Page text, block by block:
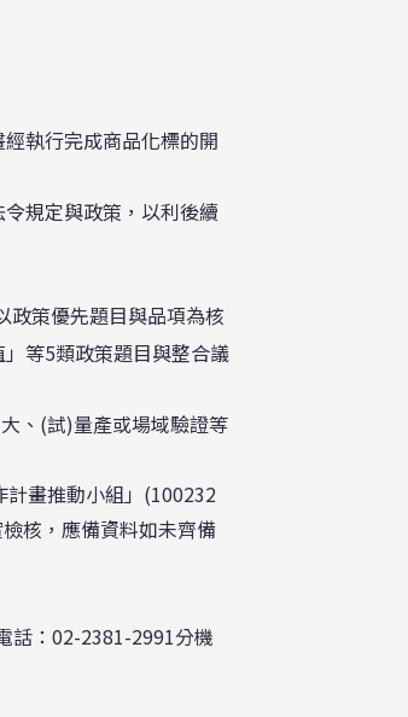
執行完成商品化標的開
規定與政策，以利後續
政策優先題目與品項為核
等5類政策題目與整合議
、(試)量產或場域驗證等
計畫推動小組」(100232
核，應備資料如未齊備
話：02-2381-2991分機